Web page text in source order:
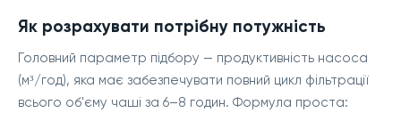
Як розрахувати потрібну потужність
Головний параметр підбору — продуктивність насоса
(м³/год), яка має забезпечувати повний цикл фільтрації
всього об'єму чаші за 6–8 годин. Формула проста: